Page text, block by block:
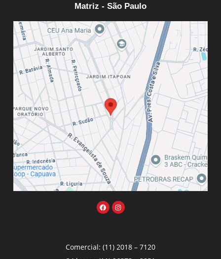
Matriz - São Paulo
Comercial: (11) 2018 – 7120